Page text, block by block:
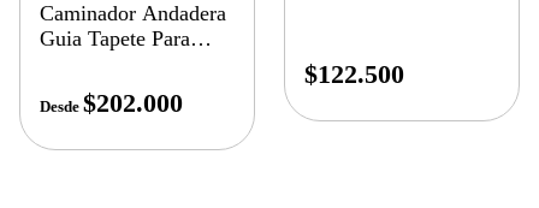
Caminador Andadera
Guia Tapete Para
Desde $202.000
$122.500